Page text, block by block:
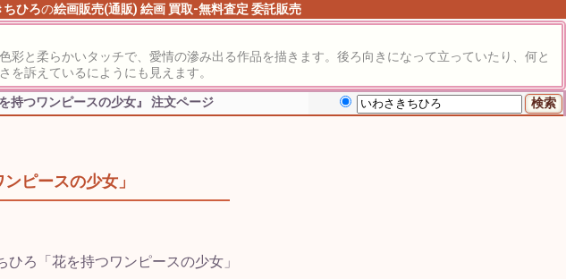
ちひろの絵画販売(通販) 絵画 買取-無料査定 委託販売
と柔らかいタッチで、愛情の滲み出る作品を描きます。後ろ向きになって立っていたり、何と
訴えているにようにも見えます。
を持つワンピースの少女』 注文ページ
ピースの少女」